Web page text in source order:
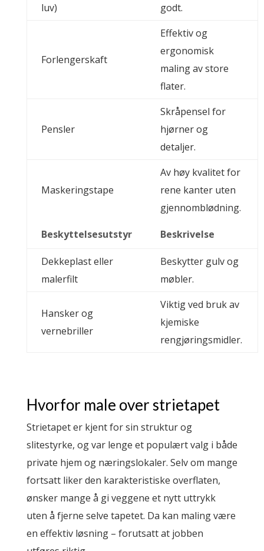
luv)
godt.
Forlengerskaft
Effektiv og
ergonomisk
maling av store
flater.
Pensler
Skråpensel for
hjørner og
detaljer.
Maskeringstape
Av høy kvalitet for
rene kanter uten
gjennomblødning.
Beskyttelsesutstyr Beskrivelse
Dekkeplast eller
malerfilt
Beskytter gulv og
møbler.
Hansker og
vernebriller
Viktig ved bruk av
kjemiske
rengjøringsmidler.
Hvorfor male over strietapet
Strietapet er kjent for sin struktur og
slitestyrke, og var lenge et populært valg i både
private hjem og næringslokaler. Selv om mange
fortsatt liker den karakteristiske overflaten,
ønsker mange å gi veggene et nytt uttrykk
uten å fjerne selve tapetet. Da kan maling være
en effektiv løsning – forutsatt at jobben